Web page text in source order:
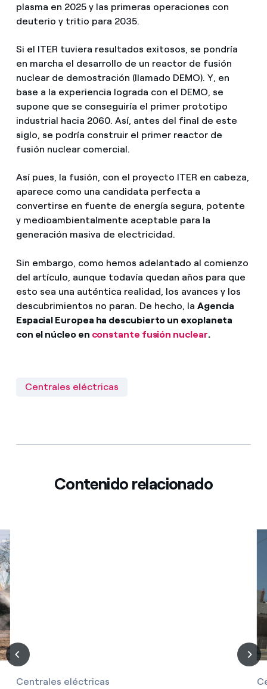
plasma en 2025 y las primeras operaciones con
deuterio y tritio para 2035.
Si el ITER tuviera resultados exitosos, se pondría
en marcha el desarrollo de un reactor de fusión
nuclear de demostración (llamado DEMO). Y, en
base a la experiencia lograda con el DEMO, se
supone que se conseguiría el primer prototipo
industrial hacia 2060. Así, antes del final de este
siglo, se podría construir el primer reactor de
fusión nuclear comercial.
Así pues, la fusión, con el proyecto ITER en cabeza,
aparece como una candidata perfecta a
convertirse en fuente de energía segura, potente
y medioambientalmente aceptable para la
generación masiva de electricidad.
Sin embargo, como hemos adelantado al comienzo
del artículo, aunque todavía quedan años para que
esto sea una auténtica realidad, los avances y los
descubrimientos no paran. De hecho, la Agencia
Espacial Europea ha descubierto un exoplaneta
con el núcleo en constante fusión nuclear.
Centrales eléctricas
Contenido relacionado
Centrales eléctricas